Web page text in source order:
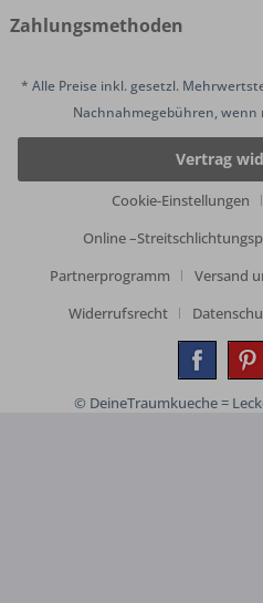
Zahlungsmethoden
* Alle Preise inkl. gesetzl.
Nachnahmegebühren, wenn
Vertrag
Cookie-Einstellungen
Online
Partnerprogramm
Versand
Widerrufsrecht
© DeineTraumkueche =